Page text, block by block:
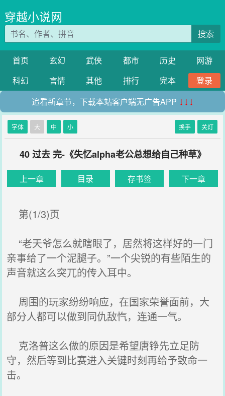
穿越小说网
搜索
首页 玄幻 武侠 都市 历史
网游
科幻
言情 其他 排行 完本
登录
追看新章节，下载本站客户端无广告APP ↓↓↓
字体 大 中 小 换手 关灯
40 过去 完-《失忆alpha老公总想给自己种草》
上一章 目录 存书签 下一章
第(1/3)页
“老天爷怎么就瞎眼了，居然将这样好的一门
亲事给了一个泥腿子。”一个尖锐的有些陌生的
声音就这么突兀的传入耳中。
周围的玩家纷纷响应，在国家荣誉面前，大
部分人都可以做到同仇敌忾，连通一气。
克洛普这么做的原因是希望唐铮先立足防
守，然后等到比赛进入关键时刻再给予致命一
击。